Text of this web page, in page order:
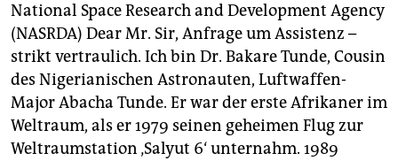
National Space Research and Development Agency
(NASRDA) Dear Mr. Sir, Anfrage um Assistenz –
strikt vertraulich. Ich bin Dr. Bakare Tunde, Cousin
des Nigerianischen Astronauten, Luftwaffen-
Major Abacha Tunde. Er war der erste Afrikaner im
Weltraum, als er 1979 seinen geheimen Flug zur
Weltraumstation ‚Salyut 6‘ unternahm. 1989